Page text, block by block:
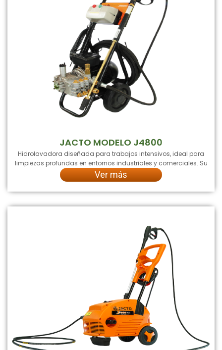
JACTO MODELO J4800
Hidrolavadora diseñada para trabajos intensivos, ideal para
limpiezas profundas en entornos industriales y comerciales. Su
Ver más